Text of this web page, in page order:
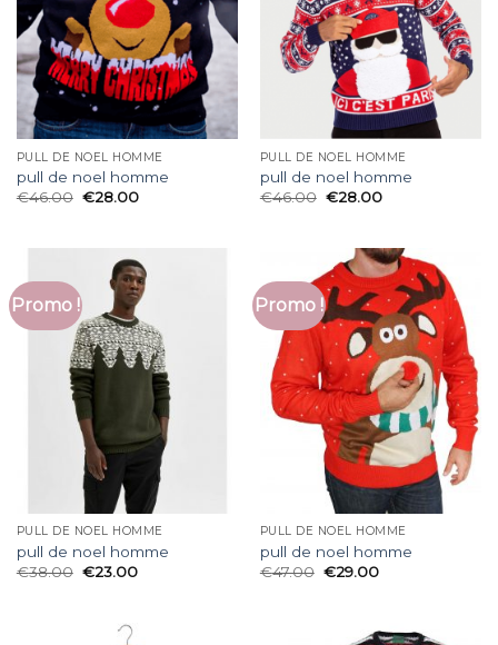
PULL DE NOEL HOMME
pull de noel homme
€46.00 €28.00
PULL DE NOEL HOMME
pull de noel homme
€46.00 €28.00
Promo !
PULL DE NOEL HOMME
pull de noel homme
€38.00 €23.00
Promo !
PULL DE NOEL HOMME
pull de noel homme
€47.00 €29.00